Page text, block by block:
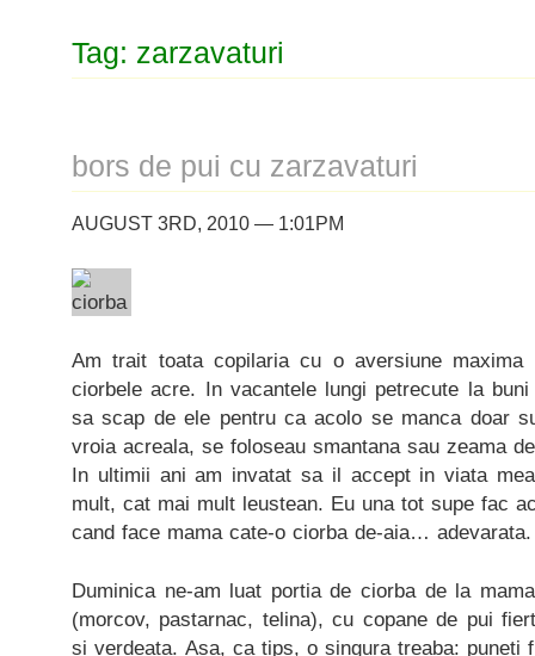
Tag: zarzavaturi
bors de pui cu zarzavaturi
AUGUST 3RD, 2010 — 1:01PM
Am trait toata copilaria cu o aversiune
ciorbele acre. In vacantele lungi petrecute la
sa scap de ele pentru ca acolo se manca doar
vroia acreala, se foloseau smantana sau zeama
In ultimii ani am invatat sa il accept in viata
mult, cat mai mult leustean. Eu una tot supe fac
cand face mama cate-o ciorba de-aia… adevarata.
Duminica ne-am luat portia de ciorba de la
(morcov, pastarnac, telina), cu copane de pui
si verdeata. Asa, ca tips, o singura treaba: puneti